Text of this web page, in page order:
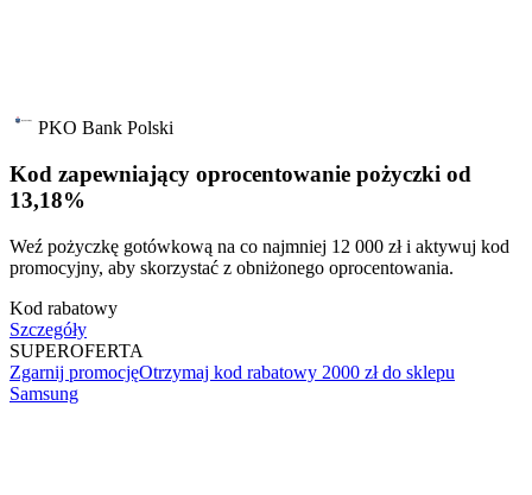
PKO Bank Polski
Kod zapewniający oprocentowanie pożyczki od
13,18%
Weź pożyczkę gotówkową na co najmniej 12 000 zł i aktywuj kod
promocyjny, aby skorzystać z obniżonego oprocentowania.
Kod rabatowy
Szczegóły
SUPEROFERTA
Zgarnij promocjęOtrzymaj kod rabatowy 2000 zł do sklepu
Samsung